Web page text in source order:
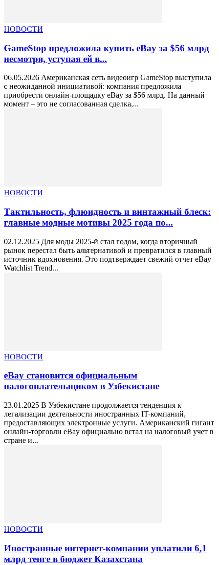
НОВОСТИ
GameStop предложила купить eBay за $56 млрд
несмотря, уступая ей в...
06.05.2026 Американская сеть видеоигр GameStop выступила
с неожиданной инициативой: компания предложила
приобрести онлайн-площадку eBay за $56 млрд. На данный
момент – это не согласованная сделка,...
НОВОСТИ
Тактильность, флюидность и винтажный блеск:
главные модные мотивы 2025 года по...
02.12.2025 Для моды 2025-й стал годом, когда вторичный
рынок перестал быть альтернативой и превратился в главный
источник вдохновения. Это подтверждает свежий отчет eBay
Watchlist Trend...
НОВОСТИ
eBay становится официальным
налогоплательщиком в Узбекистане
23.01.2025 В Узбекистане продолжается тенденция к
легализации деятельности иностранных IT-компаний,
предоставляющих электронные услуги. Американский гигант
онлайн-торговли eBay официально встал на налоговый учет в
стране и...
НОВОСТИ
Иностранные интернет-компании уплатили 6,1
млрд тенге в бюджет Казахстана